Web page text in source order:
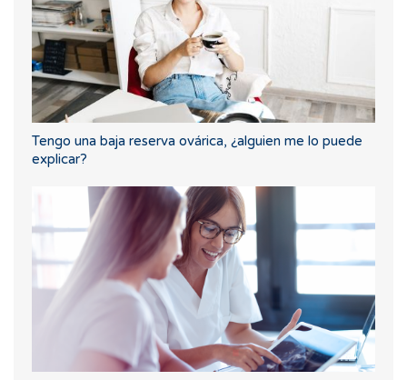
Tengo una baja reserva ovárica, ¿alguien me lo puede
explicar?